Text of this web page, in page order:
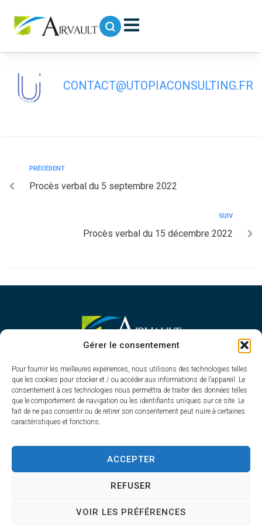
Gérer le consentement
Pour fournir les meilleures expériences, nous utilisons des technologies telles
que les cookies pour stocker et / ou accéder aux informations de l’appareil. Le
consentement à ces technologies nous permettra de traiter des données telles
que le comportement de navigation ou les identifiants uniques sur ce site. Le
fait de ne pas consentir ou de retirer son consentement peut nuire à certaines
caractéristiques et fonctions.
ACCEPTER
REFUSER
VOIR LES PRÉFÉRENCES
Délibarations du 27 octobre 2022
CONTACT@UTOPIACONSULTING.FR
PRÉCÉDENT
Procès verbal du 5 septembre 2022
SUIV
Procès verbal du 15 décembre 2022
MAIRIE D'AIRVAULT
1 Rue Constant Balquet,
79600 Airvault
05 49 64 70 13
Contacter la mairie
Du lundi au vendredi
de 8h30 à 12h30 et de 13h45 à 17h30
AccessibilitéPlan du siteConfidentialité